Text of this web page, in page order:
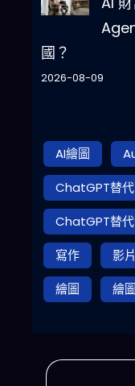
國？
2026-08-09
AI繪圖
ChatGPT替代
ChatGPT替
寫作
影
繪圖
繪